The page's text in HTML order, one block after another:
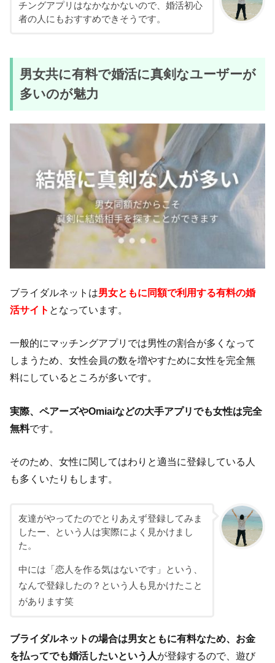
チングアプリはなかなかないので、婚活初心
者の人にもおすすめできそうです。
男女共に有料で婚活に真剣なユーザーが
多いのが魅力
ブライダルネットは男女ともに同額で利用する有料の婚
活サイト となっています。
一般的にマッチングアプリでは男性の割合が多くなって
しまうため、女性会員の数を増やすために女性を完全無
料にしているところが多いです。
実際、ペアーズやOmiaiなどの大手アプリでも女性は完全
無料です。
そのため、女性に関してはわりと適当に登録している人
も多くいたりもします。
友達がやってたのでとりあえず登録してみま
したー、という人は実際によく見かけまし
た。
中には「恋人を作る気はないです」という、
なんで登録したの？という人も見かけたこと
があります笑
ブライダルネットの場合は男女ともに有料なため、お金
を払ってでも婚活したいという人が登録するので、遊び